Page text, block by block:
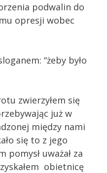
podwalin do
opresji wobec
“żeby było
zwierzyłem się
już w
między nami
się to z jego
pomysł uważał za
obietnicę